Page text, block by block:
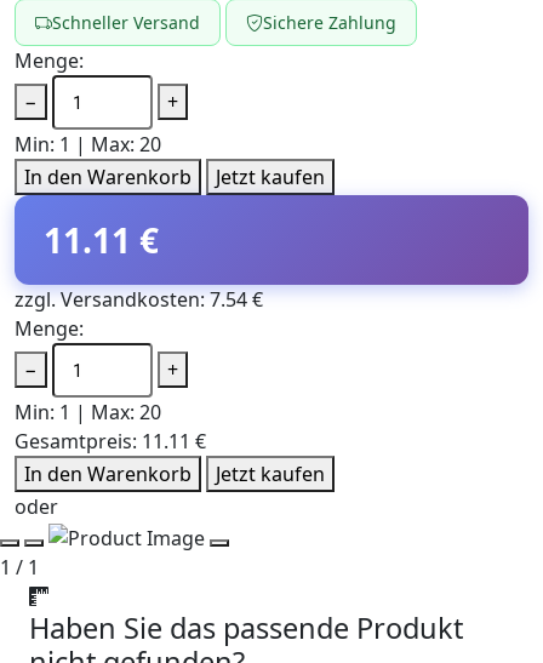
Schneller Versand Sichere Zahlung
Menge:
−
+
Min: 1 | Max: 20
In den Warenkorb
Jetzt kaufen
11.11 €
zzgl. Versandkosten: 7.54 €
Menge:
−
+
Min: 1 | Max: 20
Gesamtpreis: 11.11 €
In den Warenkorb
Jetzt kaufen
oder
1 / 1
Haben Sie das passende Produkt